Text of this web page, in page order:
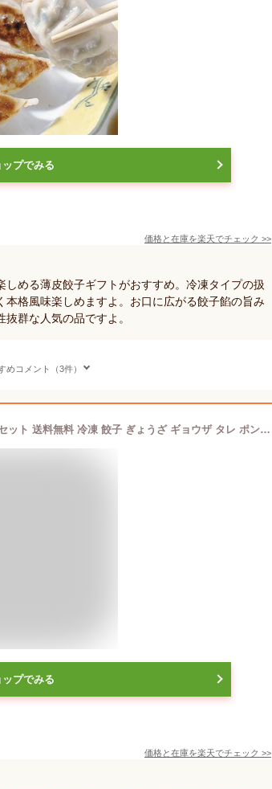
ップでみる
価格と在庫を楽天でチェック >>
める薄皮餃子ギフトがおすすめ。冷凍タイプの扱
格風味楽しめますよ。お口に広がる餃子餡の旨み
群な人気の品ですよ。
めコメント（3件）
博多鉄なべ餃子 40個【うまか堂本舗】調味料セット 送料無料 冷凍 餃子 ぎょうざ ギョウザ タレ ポン酢 柚子胡椒 国産 鉄鍋 惣菜 おつまみ お取り寄せ
ップでみる
価格と在庫を楽天でチェック >>